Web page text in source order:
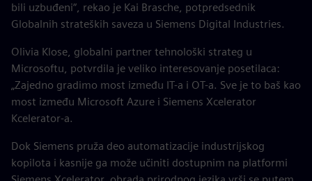
bili uzbuđeni“, rekao je Kai Brasche, potpredsednik
Globalnih strateških saveza u Siemens Digital Industries.
Olivia Klose, globalni partner tehnološki strateg u
Microsoftu, potvrdila je veliko interesovanje posetilaca:
„Zajedno gradimo most između IT-a i OT-a. Sve je to baš kao
most između Microsoft Azure i Siemens Xcelerator
Kcelerator-a.
Dok Siemens pruža deo automatizacije industrijskog
kopilota i kasnije ga može učiniti dostupnim na platformi